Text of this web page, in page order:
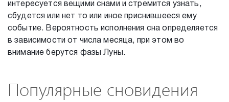
интересуется вещими снами и стремится узнать,
сбудется или нет то или иное приснившееся ему
событие. Вероятность исполнения сна определяется
в зависимости от числа месяца, при этом во
внимание берутся фазы Луны.
Популярные сновидения